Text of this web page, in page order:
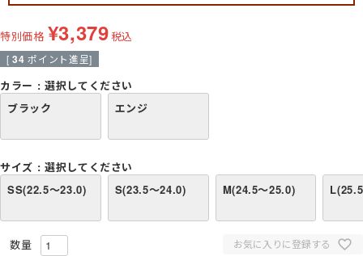
特別価格 ¥3,379税込
[ 34 ポイント進呈]
カラー
選択してください
ブラック
エンジ
サイズ
選択してください
SS(22.5～23.0)
S(23.5～24.0) M(24.5～25.0)
お気に入りに登録する